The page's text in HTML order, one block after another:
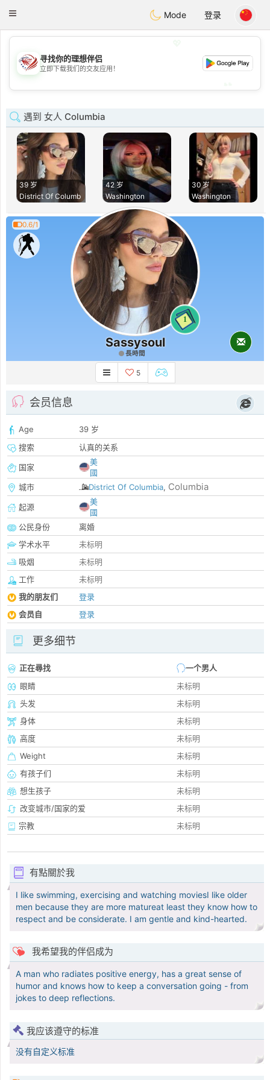
Dating
Toggle
Mode 登录
💖
💕
寻找你的理想伴侣
立即下载我们的交友应用！
遇到 女人 Columbia
39 岁
District Of Columb
42 岁
Washington
30 岁
Washington
0.6/1
1
Sassysoul
長時間
5
会员信息
Age
39 岁
搜索
认真的关系
国家
美
國
城市
District Of Columbia, Columbia
起源
美
國
公民身份
离婚
学术水平
未标明
吸烟
未标明
工作
未标明
我的朋友们
登录
会员自
登录
更多细节
正在尋找
一个男人
眼睛
未标明
头发
未标明
身体
未标明
高度
未标明
Weight
未标明
有孩子们
未标明
想生孩子
未标明
改变城市/国家的爱
未标明
宗教
未标明
有點關於我
I like swimming, exercising and watching moviesI like older
men because they are more matureat least they know how to
respect and be considerate. I am gentle and kind-hearted.
我希望我的伴侣成为
A man who radiates positive energy, has a great sense of
humor and knows how to keep a conversation going - from
jokes to deep reflections.
我应该遵守的标准
没有自定义标准